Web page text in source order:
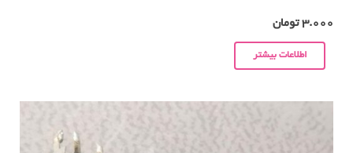
3.000 تومان
اطلاعات بیشتر